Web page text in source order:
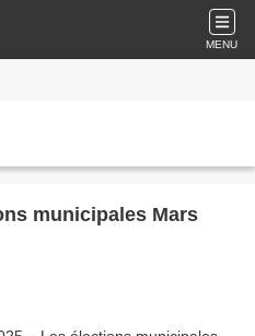
MENU
municipales Mars